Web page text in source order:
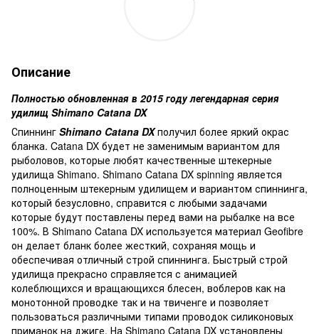
Описание
Полностью обновленная в 2015 году легендарная серия
удилищ Shimano Catana DX
Спиннинг Shimano Catana DXполучил более яркий окрас
бланка. Catana DX будет не заменимым вариантом для
рыболовов, которые любят качественные штекерные
удилища Shimano. Shimano Catana DX spinning является
полноценным штекерным удилищем и вариантом спиннинга,
который безусловно, справится с любыми задачами
которые будут поставлены перед вами на рыбалке на все
100%. В Shimano Catana DX используется материал Geofibre
он делает бланк более жесткий, сохраняя мощь и
обеспечивая отличный строй спиннинга. Быстрый строй
удилища прекрасно справляется с анимацией
колеблющихся и вращающихся блесен, воблеров как на
монотонной проводке так и на твиченге и позволяет
пользоваться различными типами проводок силиконовых
приманок на джиге. На Shimano Catana DX установлены